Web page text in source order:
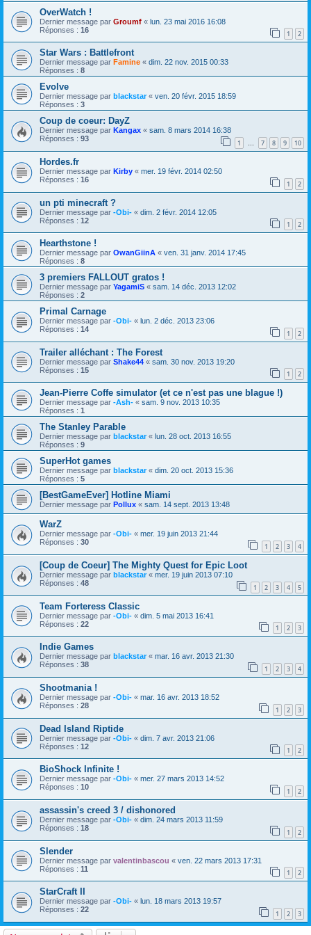
OverWatch !
Dernier message par Groumf « lun. 23 mai 2016 16:08
Réponses : 16 1 2
Star Wars : Battlefront
Dernier message par Famine « dim. 22 nov. 2015 00:33
Réponses : 8
Evolve
Dernier message par blackstar« ven. 20 févr. 2015 18:59
Réponses : 3
Coup de coeur: DayZ
Dernier message par Kangax « sam. 8 mars 2014 16:38
Réponses : 93 1 … 7 8 9 10
Hordes.fr
Dernier message par Kirby « mer. 19 févr. 2014 02:50
Réponses : 16 1 2
un pti minecraft ?
Dernier message par -Obi- « dim. 2 févr. 2014 12:05
Réponses : 12 1 2
Hearthstone !
Dernier message par OwanGiinA « ven. 31 janv. 2014 17:45
Réponses : 8
3 premiers FALLOUT gratos !
Dernier message par YagamiS « sam. 14 déc. 2013 12:02
Réponses : 2
Primal Carnage
Dernier message par -Obi- « lun. 2 déc. 2013 23:06
Réponses : 14 1 2
Trailer alléchant : The Forest
Dernier message par Shake44 « sam. 30 nov. 2013 19:20
Réponses : 15 1 2
Jean-Pierre Coffe simulator (et ce n'est pas une blague !)
Dernier message par -Ash- « sam. 9 nov. 2013 10:35
Réponses : 1
The Stanley Parable
Dernier message par blackstar « lun. 28 oct. 2013 16:55
Réponses : 9
SuperHot games
Dernier message par blackstar« dim. 20 oct. 2013 15:36
Réponses : 5
[BestGameEver] Hotline Miami
Dernier message par Pollux « sam. 14 sept. 2013 13:48
WarZ
Dernier message par -Obi- « mer. 19 juin 2013 21:44
Réponses : 30 1 2 3 4
[Coup de Coeur] The Mighty Quest for Epic Loot
Dernier message par blackstar « mer. 19 juin 2013 07:10
Réponses : 48 1 2 3 4 5
Team Forteress Classic
Dernier message par -Obi- « dim. 5 mai 2013 16:41
Réponses : 22 1 2 3
Indie Games
Dernier message par blackstar « mar. 16 avr. 2013 21:30
Réponses : 38 1 2 3 4
Shootmania !
Dernier message par -Obi- « mar. 16 avr. 2013 18:52
Réponses : 28 1 2 3
Dead Island Riptide
Dernier message par -Obi- « dim. 7 avr. 2013 21:06
Réponses : 12 1 2
BioShock Infinite !
Dernier message par -Obi- « mer. 27 mars 2013 14:52
Réponses : 10 1 2
assassin's creed 3 / dishonored
Dernier message par -Obi- « dim. 24 mars 2013 11:59
Réponses : 18 1 2
Slender
Dernier message par valentinbascou « ven. 22 mars 2013 17:31
Réponses : 11 1 2
StarCraft II
Dernier message par -Obi- « lun. 18 mars 2013 19:57
Réponses : 22 1 2 3